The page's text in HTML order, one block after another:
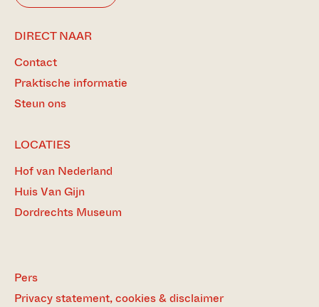
DIRECT NAAR
Contact
Praktische informatie
Steun ons
LOCATIES
Hof van Nederland
Huis Van Gijn
Dordrechts Museum
Pers
Privacy statement, cookies & disclaimer